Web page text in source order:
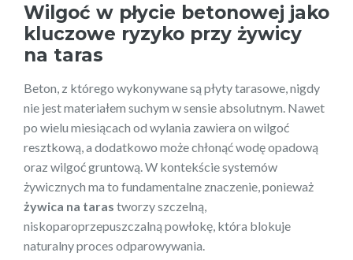
Wilgoć w płycie betonowej jako
kluczowe ryzyko przy żywicy
na taras
Beton, z którego wykonywane są płyty tarasowe, nigdy
nie jest materiałem suchym w sensie absolutnym. Nawet
po wielu miesiącach od wylania zawiera on wilgoć
resztkową, a dodatkowo może chłonąć wodę opadową
oraz wilgoć gruntową. W kontekście systemów
żywicznych ma to fundamentalne znaczenie, ponieważ
żywica na taras tworzy szczelną,
niskoparoprzepuszczalną powłokę, która blokuje
naturalny proces odparowywania.